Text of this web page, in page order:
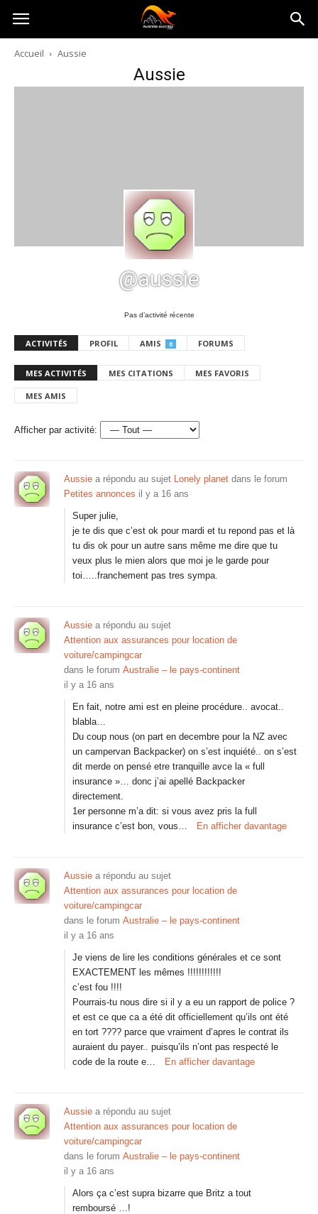
Australia-
australie.com
Accueil Aussie
Aussie
@aussie
Pas d’activité récente
ACTIVITÉS PROFIL AMIS 0 FORUMS
MES ACTIVITÉS MES CITATIONS MES FAVORIS
MES AMIS
Afficher par activité:
Aussie a répondu au sujet Lonely planet dans le forum
Petites annonces il y a 16 ans
Super julie,
je te dis que c’est ok pour mardi et tu repond pas et là
tu dis ok pour un autre sans même me dire que tu
veux plus le mien alors que moi je le garde pour
toi…..franchement pas tres sympa.
Aussie a répondu au sujet
Attention aux assurances pour location de
voiture/campingcar
dans le forum Australie – le pays-continent
il y a 16 ans
En fait, notre ami est en pleine procédure.. avocat..
blabla…
Du coup nous (on part en decembre pour la NZ avec
un campervan Backpacker) on s’est inquiété.. on s’est
dit merde on pensé etre tranquille avce la « full
insurance »… donc j’ai apellé Backpacker
directement.
1er personne m’a dit: si vous avez pris la full
insurance c’est bon, vous…
En afficher davantage
Aussie a répondu au sujet
Attention aux assurances pour location de
voiture/campingcar
dans le forum Australie – le pays-continent
il y a 16 ans
Je viens de lire les conditions générales et ce sont
EXACTEMENT les mêmes !!!!!!!!!!!!
c’est fou !!!!
Pourrais-tu nous dire si il y a eu un rapport de police ?
et est ce que ca a été dit officiellement qu’ils ont été
en tort ???? parce que vraiment d’apres le contrat ils
auraient du payer.. puisqu’ils n’ont pas respecté le
code de la route e…
En afficher davantage
Aussie a répondu au sujet
Attention aux assurances pour location de
voiture/campingcar
dans le forum Australie – le pays-continent
il y a 16 ans
Alors ça c’est supra bizarre que Britz a tout
remboursé …!